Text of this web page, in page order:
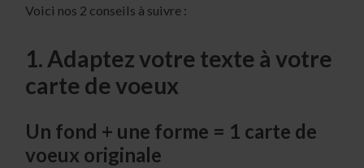
Voici nos 2 conseils à suivre :
1. Adaptez votre texte à votre
carte de voeux
Un fond + une forme = 1 carte de
voeux originale